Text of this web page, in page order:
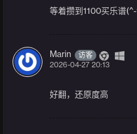
等着攒到1100买乐谱
Marin
访客
2026-04-27 20:13
好翻，还原度高